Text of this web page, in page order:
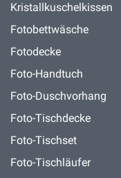
Kristallkuschelkissen
Fotobettwäsche
Fotodecke
Foto-Handtuch
Foto-Duschvorhang
Foto-Tischdecke
Foto-Tischset
Foto-Tischläufer